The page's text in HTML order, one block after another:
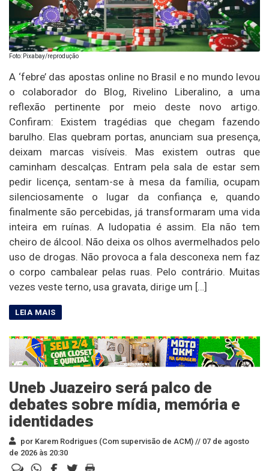
Foto: Pixabay/reprodução
A ‘febre’ das apostas online no Brasil e no mundo levou
o colaborador do Blog, Rivelino Liberalino, a uma
reflexão pertinente por meio deste novo artigo.
Confiram: Existem tragédias que chegam fazendo
barulho. Elas quebram portas, anunciam sua presença,
deixam marcas visíveis. Mas existem outras que
caminham descalças. Entram pela sala de estar sem
pedir licença, sentam-se à mesa da família, ocupam
silenciosamente o lugar da confiança e, quando
finalmente são percebidas, já transformaram uma vida
inteira em ruínas. A ludopatia é assim. Ela não tem
cheiro de álcool. Não deixa os olhos avermelhados pelo
uso de drogas. Não provoca a fala desconexa nem faz
o corpo cambalear pelas ruas. Pelo contrário. Muitas
vezes veste terno, usa gravata, dirige um […]
Uneb Juazeiro será palco de
debates sobre mídia, memória e
identidades
por Karem Rodrigues (Com supervisão de ACM) // 07 de agosto
de 2026 às 20:30